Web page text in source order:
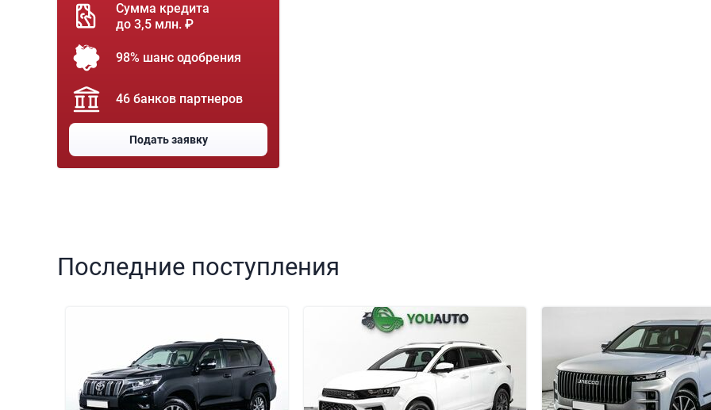
Сумма кредита
до 3,5 млн. ₽
98% шанс одобрения
46 банков партнеров
Подать заявку
Последние поступления